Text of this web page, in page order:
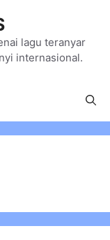
lagu teranyar
internasional.